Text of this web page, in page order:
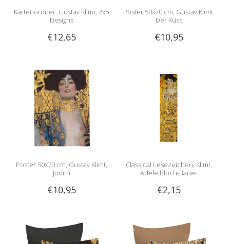
Kartenordner, Gustav Klimt, 2x5
Designs
€12,65
Poster 50x70 cm, Gustav Klimt,
Der Kuss
€10,95
Poster 50x70 cm, Gustav Klimt,
Judith
€10,95
Classical Lesezeichen, Klimt,
Adele Bloch-Bauer
€2,15